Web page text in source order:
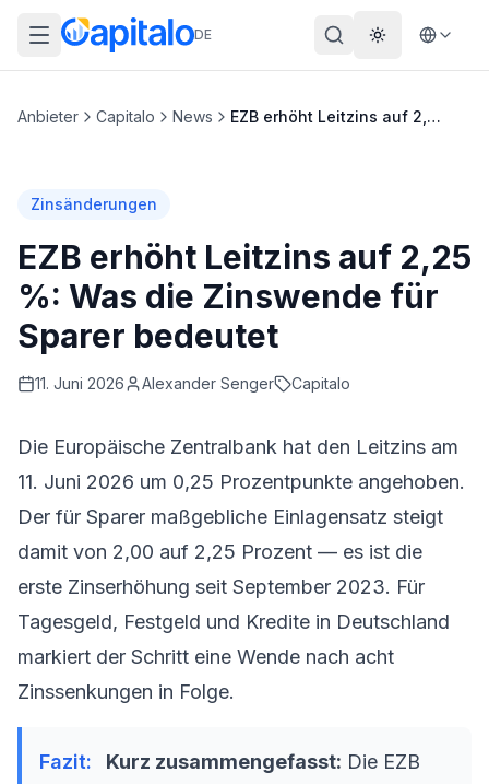
DE Theme
Anbieter Capitalo News EZB erhöht Leitzins auf 2,25 %: Was die Zinswende für Sparer bedeutet
Zinsänderungen
EZB erhöht Leitzins auf 2,25
%: Was die Zinswende für
Sparer bedeutet
11. Juni 2026 Alexander Senger Capitalo
Die Europäische Zentralbank hat den Leitzins am
11. Juni 2026 um 0,25 Prozentpunkte angehoben.
Der für Sparer maßgebliche Einlagensatz steigt
damit von 2,00 auf 2,25 Prozent — es ist die
erste Zinserhöhung seit September 2023. Für
Tagesgeld, Festgeld und Kredite in Deutschland
markiert der Schritt eine Wende nach acht
Zinssenkungen in Folge.
Kurz zusammengefasst: Die EZB